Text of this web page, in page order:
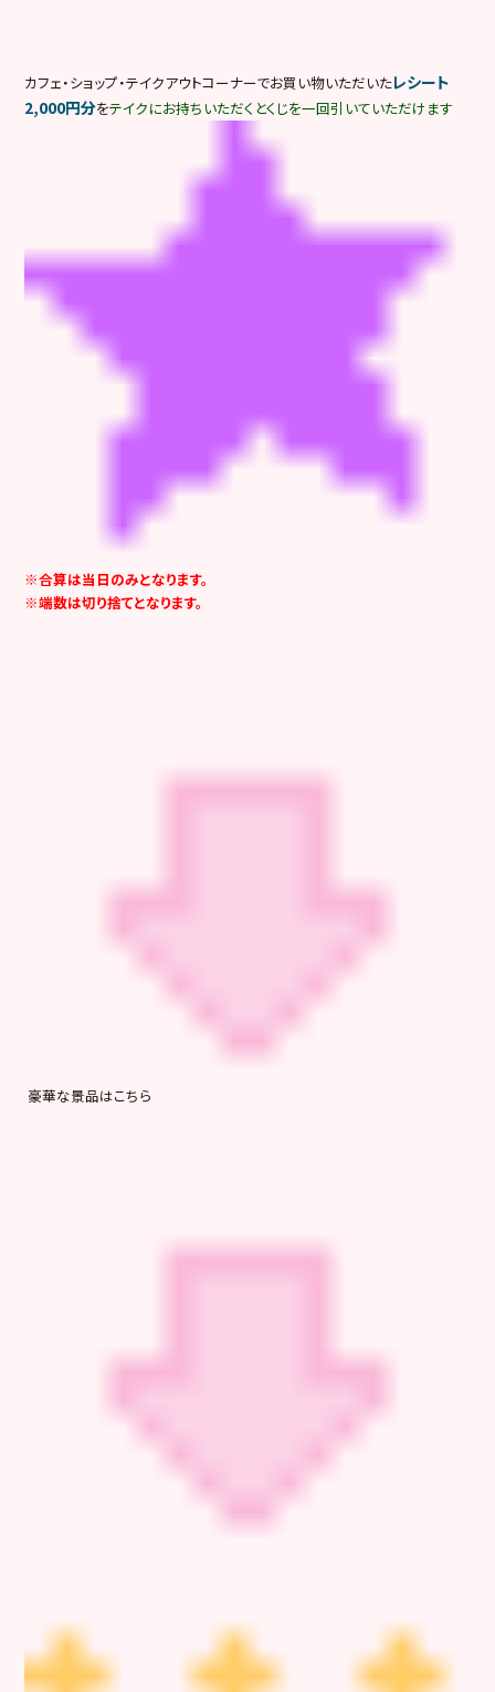
カフェ・ショップ・テイクアウトコーナーでお買い物いただいたレシート
2,000円分をテイクにお持ちいただくとくじを一回引いていただけます
※合算は当日のみとなります。
※端数は切り捨てとなります。
豪華な景品はこちら